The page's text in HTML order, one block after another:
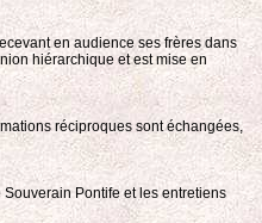
en audience ses frères dans
hiérarchique et est mise en
réciproques sont échangées,
Pontife et les entretiens